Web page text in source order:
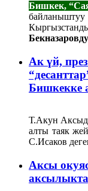
Бишкек,
байланыштуу
Ак үй,
Бишкекке
Т.Акун
алты таяк
С.Исаков
Аксы